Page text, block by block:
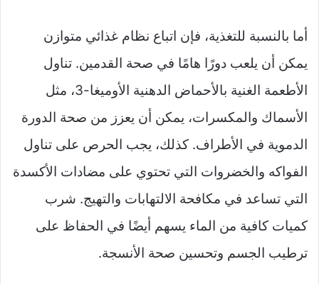
أما بالنسبة للتغذية، فإن اتباع نظام غذائي متوازن
يمكن أن يلعب دورًا هامًا في صحة القدمين. تناول
الأطعمة الغنية بالأحماض الدهنية الأوميغا-3، مثل
الأسماك والمكسرات، يمكن أن يعزز من صحة الدورة
الدموية في الأطراف. كذلك، يجب الحرص على تناول
الفواكه والخضروات التي تحتوي على مضادات الأكسدة
التي تساعد في مكافحة الالتهابات والتهيج. شرب
كميات كافية من الماء يسهم أيضًا في الحفاظ على
ترطيب الجسم وتحسين صحة الأنسجة.